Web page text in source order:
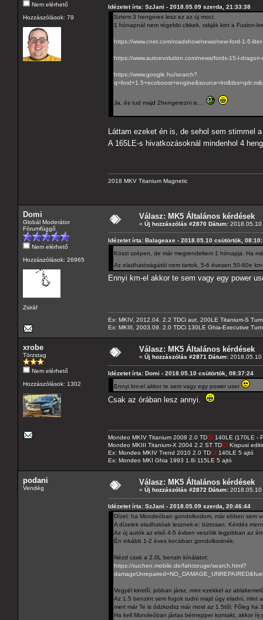
Nem elérhető
Hozzászólások: 79
Idézetet írta: SzJani - 2018.05.09 szerda, 21:33:38
Sztem 3 hengeres lesz ez az új moci.
1 hónapnál nem régebbi cikkek, rakják kint a Fusion-
https://www.cnet.com/roadshow/news/new-ford-1-5-
https://www.autoevolution.com/news/fords-15-l-
https://www.google.hu/search?
Ja, és tud majd 2hengerezni is...
Láttam ezeket én is, de sehol sem stimmel
A 165LE-s hivatkozásoknál mindenhol 4
2018 MKV Titanium Magnetic
Domi
Globál Moderátor
Fórumfüggő
Nem elérhető
Hozzászólások: 26965
Zsiráf
Válasz: MK5 Általános kérdések
« Új hozzászólás #2870 Dátum: 2018.05.10
Idézetet írta: Balageaxe - 2018.05.10 csütörtök,
Köszi szépen, de már megrendeltem 1 hónapja. Ha
Az eladhatóságától nem tartok, 5-6 évesen 50-60e
Ennyi km-el akkor te sem vagy egy power
Ex: MKIV, 2012.04. 2.2 TDCi aut. 200LE Titanium-S
Ex: MKIII, 2003.09. 2.0 TDCi 130LE Ghia-Executive
xrobe
Törzstag
Nem elérhető
Hozzászólások: 1302
Válasz: MK5 Általános kérdések
« Új hozzászólás #2871 Dátum: 2018.05.10
Idézetet írta: Domi - 2018.05.10 csütörtök, 08:37:24
Ennyi km-el akkor te sem vagy egy power user
Csak az órában lesz annyi.
Mondeo MKIV Titanium 2008 2.0 TDCI 140LE (170LE -
Mondeo MKIII Titanium-X 2004 2.2 ST TDCI Kispusi
Ex: Mondeo MKIV Trend 2010 2.0 TDCI 140LE 5 ajtó
Ex: Mondeo MKI Ghia 1993 1.8i 115LE 5 ajtó
podani
Vendég
Válasz: MK5 Általános kérdések
« Új hozzászólás #2872 Dátum: 2018.05.10
Idézetet írta: SzJani - 2018.05.09 szerda, 20:46:44
Dízel: ha Mondeóban gondolkodom, már ebben sem
A dízelek eladhatóak lesznek-e: biztosan. Kérdés
Az új autók az első 4-5 évben veszítik legjobban az
Én inkább 1-2 éves kocsiban gondolkodnék.
Nézd csak a 2.0L benzin kínálatot:
https://suchen.mobile.de/fahrzeuge/search.html?
Vegyél kintről, jobban jársz, mint ezekkel az
Az 1.5 benzint sem fogok tudni majd úgy eladni, mint
mert már Te is ódzkodsz már most az 1.5től. Főleg ha
Ha kell Mondeóban jártas bérnepper kontakt, akkor írj